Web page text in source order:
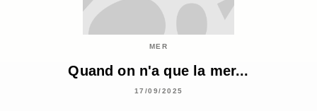
MER
Quand on n'a que la mer...
17/09/2025